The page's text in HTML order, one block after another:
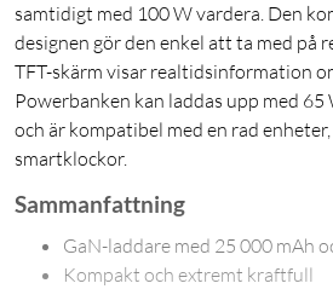
samtidigt med 100 W vardera. Den
designen gör den enkel att ta med på
TFT-skärm visar realtidsinformation
Powerbanken kan laddas upp med
och är kompatibel med en rad
smartklockor.
Sammanfattning
GaN-laddare med 25 000 mAh
Kompakt och extremt kraftfull